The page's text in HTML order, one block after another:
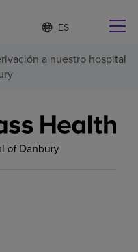
Lista
de
contraída
d
o
e
c
a nuestro hospital